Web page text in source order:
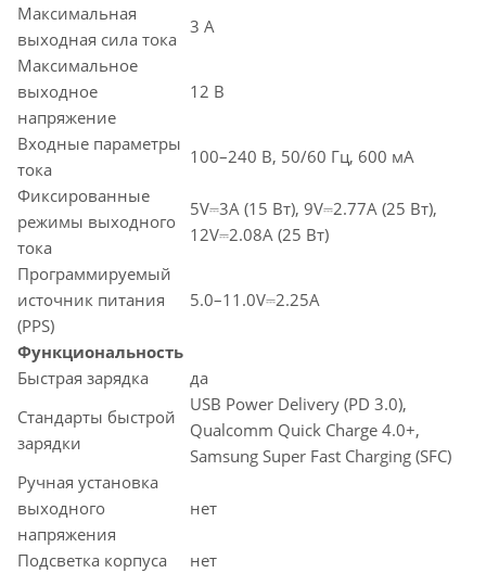
Максимальная
выходная сила тока
3 А
Максимальное
выходное
напряжение
12 В
Входные параметры
тока
100–240 В, 50/60 Гц, 600 мА
Фиксированные
режимы выходного
тока
5V⎓3A (15 Вт), 9V⎓2.77A (25 Вт),
12V⎓2.08A (25 Вт)
Программируемый
источник питания
(PPS)
5.0–11.0V⎓2.25A
Функциональность
Быстрая зарядка
да
Стандарты быстрой
зарядки
USB Power Delivery (PD 3.0),
Qualcomm Quick Charge 4.0+,
Samsung Super Fast Charging (SFC)
Ручная установка
выходного
напряжения
нет
Подсветка корпуса
нет